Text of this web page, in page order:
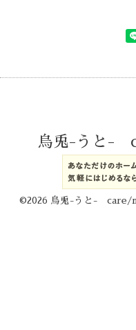
烏兎-うと-
©2026 烏兎-うと- care/